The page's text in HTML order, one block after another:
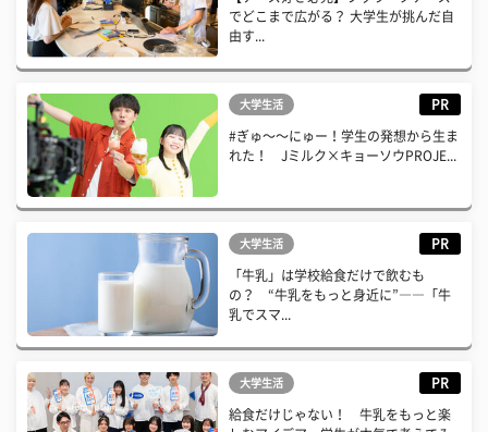
でどこまで広がる？ 大学生が挑んだ自
由す...
大学生活 PR
#ぎゅ〜〜にゅー！学生の発想から生ま
れた！ Jミルク×キョーソウPROJE...
大学生活 PR
「牛乳」は学校給食だけで飲むも
の？ “牛乳をもっと身近に”――「牛
乳でスマ...
大学生活 PR
給食だけじゃない！ 牛乳をもっと楽